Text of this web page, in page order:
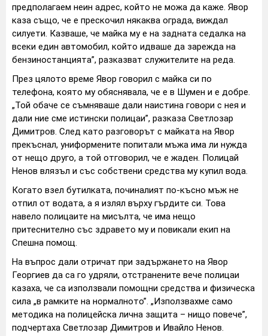
предполагаем неин адрес, който не можа да каже. Явор
каза също, че е прескочил някаква ограда, виждал
силуети. Казваше, че майка му е на задната седалка на
всеки един автомобил, който идваше да зарежда на
бензиностанцията”, разказват служителите на реда.
През цялото време Явор говорил с майка си по
телефона, която му обяснявала, че е в Шумен и е добре.
„Той обаче се съмняваше дали наистина говори с нея и
дали ние сме истински полицаи”, разказа Светлозар
Димитров. След като разговорът с майката на Явор
прекъснал, униформените попитали мъжа има ли нужда
от нещо друго, а той отговорил, че е жаден. Полицай
Ненов влязъл и със собствени средства му купил вода.
Когато взел бутилката, починалият по-късно мъж не
отпил от водата, а я излял върху гърдите си. Това
навело полицаите на мисълта, че има нещо
притеснително със здравето му и повикали екип на
Спешна помощ.
На въпрос дали отричат при задържането на Явор
Георгиев да са го удряли, отстранените вече полицаи
казаха, че са използвали помощни средства и физическа
сила „в рамките на нормалното”. „Използвахме само
методика на полицейска лична защита – нищо повече”,
подчертаха Светлозар Димитров и Ивайло Ненов.